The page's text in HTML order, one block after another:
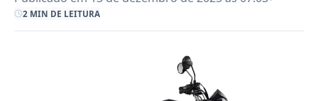
2 MIN DE LEITURA